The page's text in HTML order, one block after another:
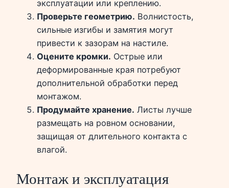
эксплуатации или креплению.
Проверьте геометрию. Волнистость,
сильные изгибы и замятия могут
привести к зазорам на настиле.
Оцените кромки. Острые или
деформированные края потребуют
дополнительной обработки перед
монтажом.
Продумайте хранение. Листы лучше
размещать на ровном основании,
защищая от длительного контакта с
влагой.
Монтаж и эксплуатация